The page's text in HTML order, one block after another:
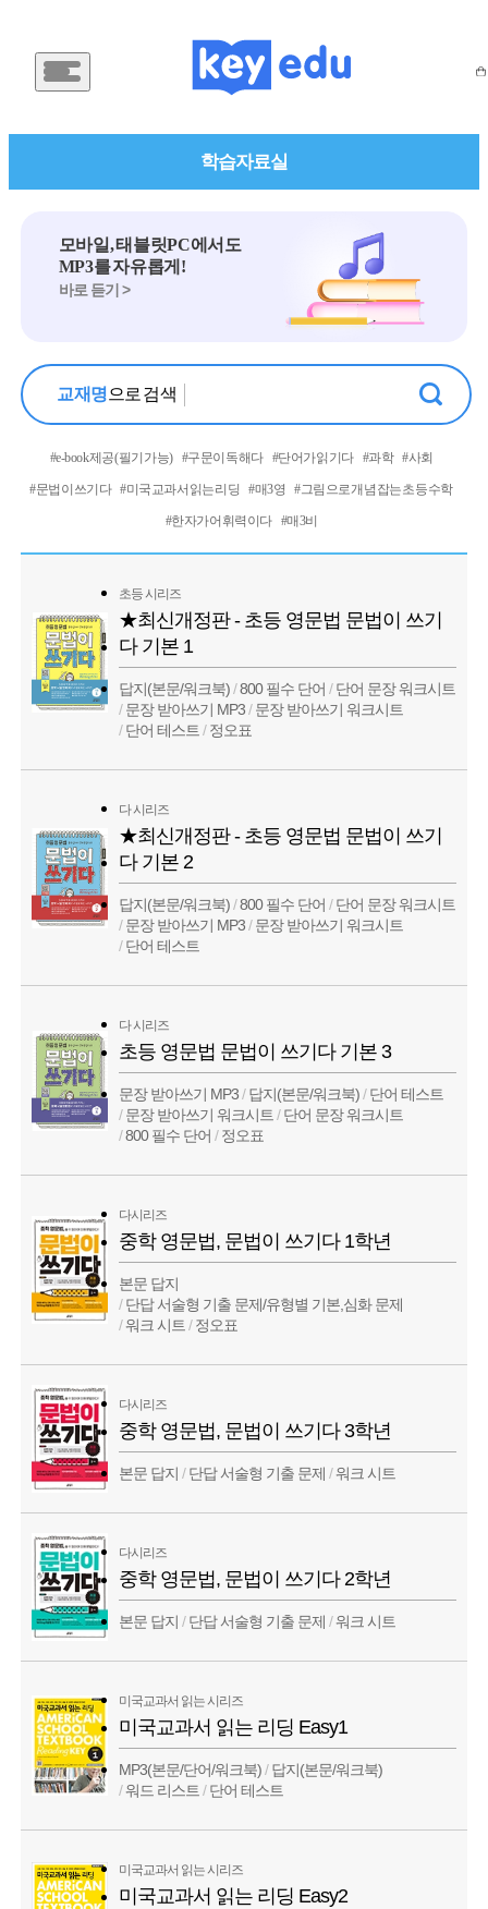
메
인
학습자료실
모바일, 태블릿PC에서도
MP3를 자유롭게!
바로 듣기 >
교재명으로 검색 검 색
#e-book 제공 (필기 가능) #구문이 독해다 #단어가 읽기다 #과학 #사회
#문법이 쓰기다 #미국교과서 읽는 리딩 #매3영 #그림으로 개념 잡는 초등 수학
#한자가 어휘력이다 #매3비
초등 시리즈
★최신개정판 - 초등 영문법 문법이 쓰기
다 기본 1
답지(본문/워크북) /800 필수 단어 /단어 문장 워크시트
/문장 받아쓰기 MP3 /문장 받아쓰기 워크시트
/단어 테스트 /정오표
다 시리즈
★최신개정판 - 초등 영문법 문법이 쓰기
다 기본 2
답지(본문/워크북) /800 필수 단어 /단어 문장 워크시트
/문장 받아쓰기 MP3 /문장 받아쓰기 워크시트
/단어 테스트
다 시리즈
초등 영문법 문법이 쓰기다 기본 3
문장 받아쓰기 MP3 /답지(본문/워크북) /단어 테스트
/문장 받아쓰기 워크시트 /단어 문장 워크시트
/800 필수 단어 /정오표
다시리즈
중학 영문법, 문법이 쓰기다 1학년
본문 답지
/단답 서술형 기출 문제/유형별 기본,심화 문제
/워크 시트 /정오표
다시리즈
중학 영문법, 문법이 쓰기다 3학년
본문 답지 /단답 서술형 기출 문제 /워크 시트
다시리즈
중학 영문법, 문법이 쓰기다 2학년
본문 답지 /단답 서술형 기출 문제 /워크 시트
미국교과서 읽는 시리즈
미국교과서 읽는 리딩 Easy1
MP3(본문/단어/워크북) /답지(본문/워크북)
/워드 리스트 /단어 테스트
미국교과서 읽는 시리즈
미국교과서 읽는 리딩 Easy2